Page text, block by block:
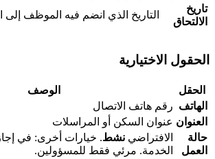
تاريخ
الالتحاق
التاريخ الذي انضم فيه الموظف إلى
الاختيارية
الحقل
الوصف
الهاتف رقم هاتف الاتصال
العنوان عنوان السكن أو المراسلات
حالة
العمل
الافتراضي نشط. خيارات أخرى: في
الخدمة. مرئي فقط للمسؤولين.